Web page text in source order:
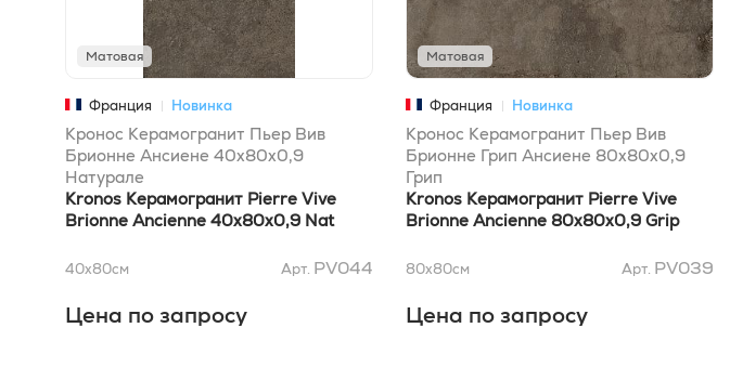
Матовая
Франция Новинка
Кронос Керамогранит Пьер Вив
Брионне Ансиене 40x80x0,9
Натурале
Kronos Керамогранит Pierre Vive
Brionne Ancienne 40x80x0,9 Nat
40x80см Арт. PV044
Цена по запросу
Матовая
Франция Новинка
Кронос Керамогранит Пьер Вив
Брионне Грип Ансиене 80x80x0,9
Грип
Kronos Керамогранит Pierre Vive
Brionne Ancienne 80x80x0,9 Grip
80x80см Арт. PV039
Цена по запросу